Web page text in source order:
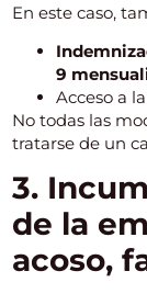
En este caso,
9
Acceso a
No todas las
tratarse de un
3.
de la
acoso,